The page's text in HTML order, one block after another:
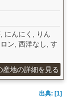
にんにく, りん
ン, 西洋なし, す
産地の詳細を見る
出典: [1]